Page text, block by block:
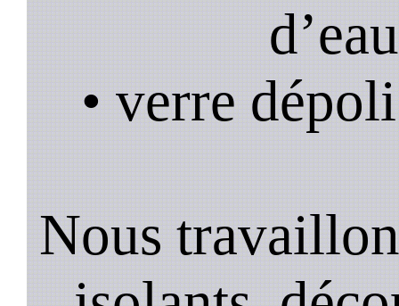
• verre
Nous